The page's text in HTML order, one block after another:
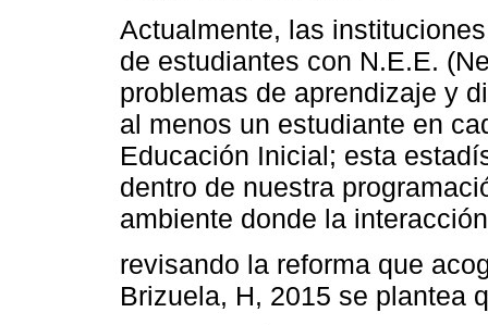
Actualmente, las
de estudiantes con N.E.E.
problemas de aprendizaje y
al menos un estudiante en
Educación Inicial; esta
dentro de nuestra
ambiente donde la
revisando la reforma que
Brizuela, H, 2015 se plantea